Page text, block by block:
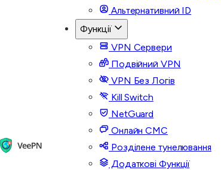
Альтернативний ID
Функції
VPN Сервери
Подвійний VPN
VPN Без Логів
Kill Switch
NetGuard
Онлайн СМС
Розділене тунелювання
Додаткові Функції